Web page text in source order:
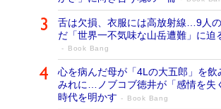
舌は欠損、衣服には高放射線…9人
だ「世界一不気味な山岳遭難」に迫
Book Bang
心を病んだ母が「4Lの大五郎」を飲
みれに…ノブコブ徳井が「感情を失
時代を明かす
Book Bang